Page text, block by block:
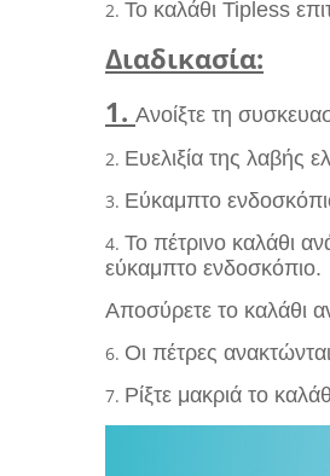
2. Το καλάθι Tipless
Διαδικασία:
1. Ανοίξτε τη
2. Ευελιξία της λαβής
3. Εύκαμπτο
4. Το πέτρινο καλάθι
εύκαμπτο ενδοσκόπιο.
Αποσύρετε το καλάθι
6. Οι πέτρες
7. Ρίξτε μακριά το